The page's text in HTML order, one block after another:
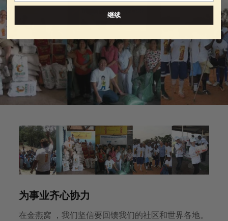
为事业齐心协力
在金燕窝 ，我们坚信要回馈我们的社区和世界各地。
继续